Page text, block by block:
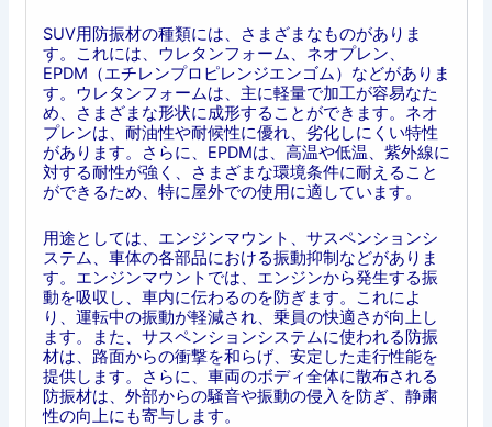
SUV用防振材の種類には、さまざまなものがありま
す。これには、ウレタンフォーム、ネオプレン、
EPDM（エチレンプロピレンジエンゴム）などがありま
す。ウレタンフォームは、主に軽量で加工が容易なた
め、さまざまな形状に成形することができます。ネオ
プレンは、耐油性や耐候性に優れ、劣化しにくい特性
があります。さらに、EPDMは、高温や低温、紫外線に
対する耐性が強く、さまざまな環境条件に耐えること
ができるため、特に屋外での使用に適しています。
用途としては、エンジンマウント、サスペンションシ
ステム、車体の各部品における振動抑制などがありま
す。エンジンマウントでは、エンジンから発生する振
動を吸収し、車内に伝わるのを防ぎます。これによ
り、運転中の振動が軽減され、乗員の快適さが向上し
ます。また、サスペンションシステムに使われる防振
材は、路面からの衝撃を和らげ、安定した走行性能を
提供します。さらに、車両のボディ全体に散布される
防振材は、外部からの騒音や振動の侵入を防ぎ、静粛
性の向上にも寄与します。